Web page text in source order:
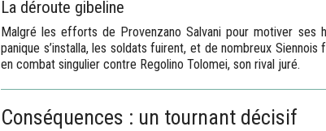
La déroute gibeline
Malgré les efforts de Provenzano Salvani pour motiver ses
panique s’installa, les soldats fuirent, et de nombreux
en combat singulier contre Regolino Tolomei, son rival juré.
Conséquences : un tournant décisif